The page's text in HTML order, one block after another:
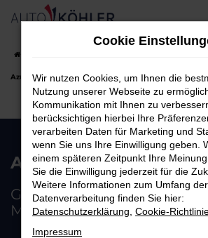
Zum
Azubis
Auto Köhler
Gesellenprüfung zum Kfz-
Mechatroniker erfolgreich
Cookie
Wir nutzen Cookies, um Ihnen die
Nutzung unserer Webseite zu
Kommunikation mit Ihnen zu
berücksichtigen hierbei Ihre
verarbeiten Daten für Marketing und
wenn Sie uns Ihre Einwilligung geben.
einem späteren Zeitpunkt Ihre
Sie die Einwilligung jederzeit für die
Weitere Informationen zum Umfang der
Datenverarbeitung finden Sie hier:
Datenschutzerklärung Cookie-
Impressum